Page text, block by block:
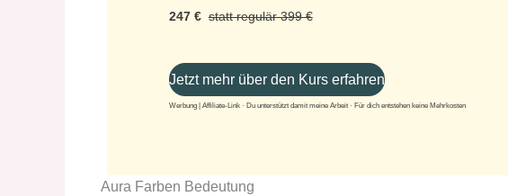
247 € statt regulär 399 €
Jetzt mehr über den Kurs erfahren
Werbung | Affiliate-Link · Du unterstützt damit meine Arbeit · Für dich entstehen keine Mehrkosten
Aura Farben Bedeutung